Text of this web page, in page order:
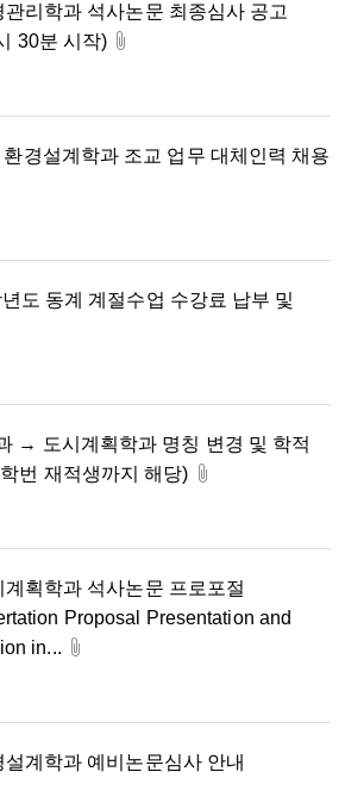
관리학과 석사논문 최종심사 공고
30분 시작)
경설계학과 조교 업무 대체인력 채용
도 동계 계절수업 수강료 납부 및
→ 도시계획학과 명칭 변경 및 학적
번 재적생까지 해당)
계획학과 석사논문 프로포절
Proposal Presentation and
in...
계학과 예비논문심사 안내